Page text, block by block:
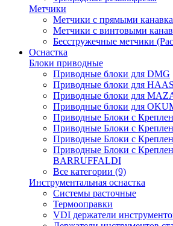
Метчики
Метчики с прямыми
Метчики с винтовыми
Бесстружечные метчики
Оснастка
Блоки приводные
Приводные блоки для DMG
Приводные блоки для HAAS
Приводные блоки для
Приводные блоки для
Приводные Блоки с
Приводные Блоки с
Приводные Блоки с
Приводные Блоки с
BARRUFFALDI
Все категории (9)
Инструментальная оснастка
Системы расточные
Термооправки
VDI держатели